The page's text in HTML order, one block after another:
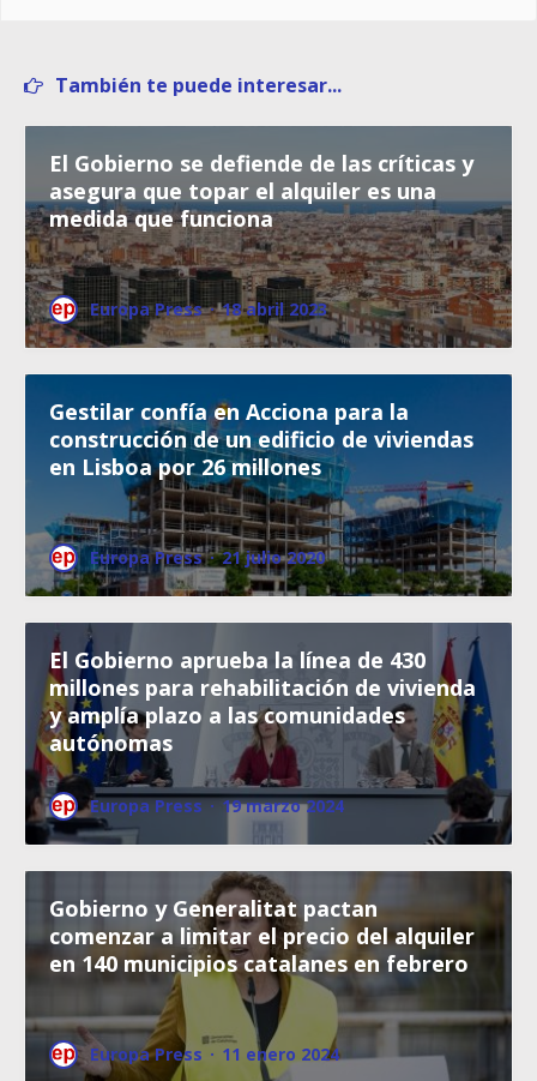
También te puede interesar...
El Gobierno se defiende de las críticas y
asegura que topar el alquiler es una
medida que funciona
Europa Press · 18 abril 2023
Gestilar confía en Acciona para la
construcción de un edificio de viviendas
en Lisboa por 26 millones
Europa Press · 21 julio 2020
El Gobierno aprueba la línea de 430
millones para rehabilitación de vivienda
y amplía plazo a las comunidades
autónomas
Europa Press · 19 marzo 2024
Gobierno y Generalitat pactan
comenzar a limitar el precio del alquiler
en 140 municipios catalanes en febrero
Europa Press · 11 enero 2024